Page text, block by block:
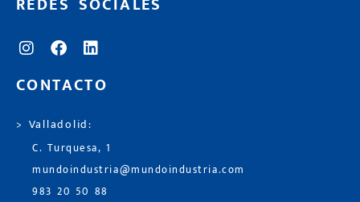
CONTACTO
> Valladolid:
C. Turquesa, 1
mundoindustria@mundoindustria.com
983 20 50 88